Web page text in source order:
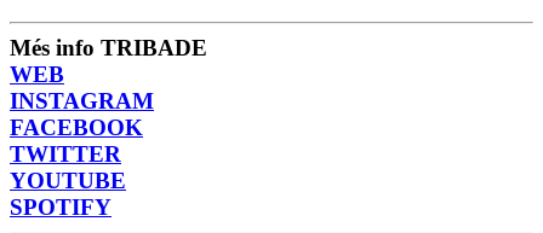
Més info TRIBADE
WEB
INSTAGRAM
FACEBOOK
TWITTER
YOUTUBE
SPOTIFY